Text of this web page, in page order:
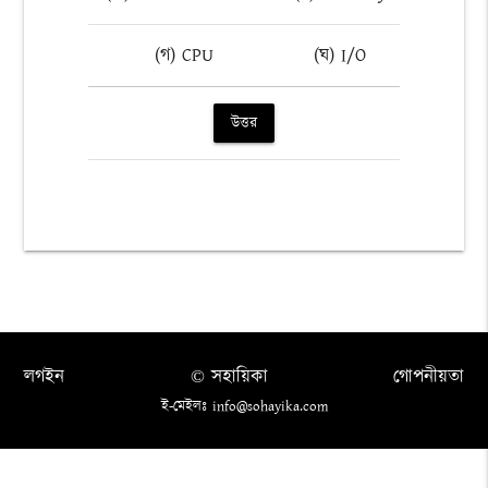
(গ) CPU (ঘ) I/O
উত্তর
লগইন গোপনীয়তা
© সহায়িকা
ই-মেইলঃ info@sohayika.com